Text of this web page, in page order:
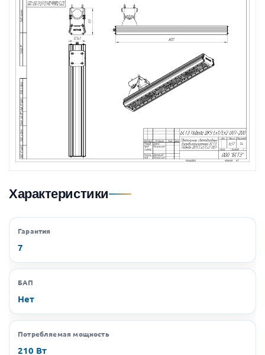
Характеристики
Гарантия
7
БАП
Нет
Потребляемая мощность
210 Вт